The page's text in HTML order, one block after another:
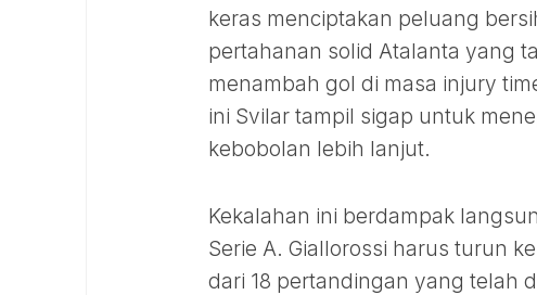
keras menciptakan peluang
pertahanan solid Atalanta yang
menambah gol di masa injury
ini Svilar tampil sigap untuk
kebobolan lebih lanjut.
Kekalahan ini berdampak
Serie A. Giallorossi harus turun
dari 18 pertandingan yang telah